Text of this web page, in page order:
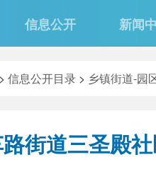
信息公开 新闻
> 信息公开目录 > 乡镇街道-园
街道三圣殿